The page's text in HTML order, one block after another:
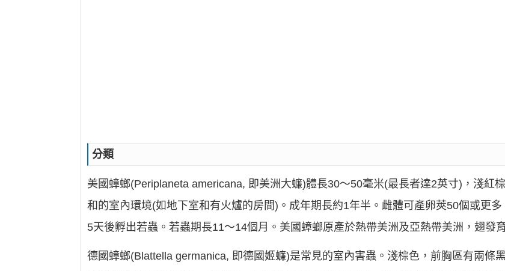
分類
美國蟑螂(Periplaneta americana, 即美洲大蠊)體長30～50毫米(最長者達2英寸)，淺紅
和的室內環境(如地下室和有火爐的房間)。成年期長約1年半。雌體可產卵莢50個或更
5天後孵出若蟲。若蟲期長11～14個月。美國蟑螂原產於熱帶美洲及亞熱帶美洲，翅發
德國蟑螂(Blattella germanica, 即德國姬蠊)是常見的室內害蟲。淺棕色，前胸區有兩條